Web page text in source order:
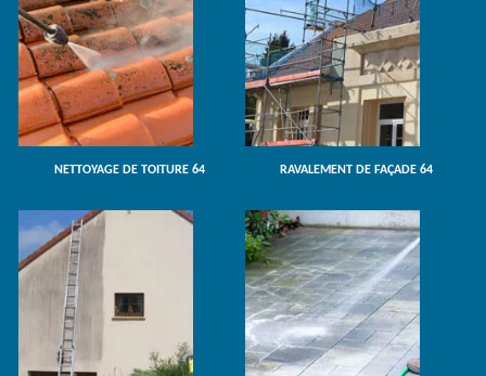
NETTOYAGE DE TOITURE 64 RAVALEMENT DE FAÇADE 64